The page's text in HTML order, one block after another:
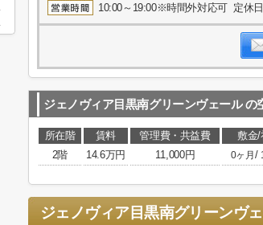
10:00～19:00※時間外対応可 定休
ジェノヴィア目黒南グリーンヴェール の
所在階 賃料 管理費・共益費 敷金/
2階
14.6万円 11,000円 0ヶ月 /
ジェノヴィア目黒南グリーンヴ